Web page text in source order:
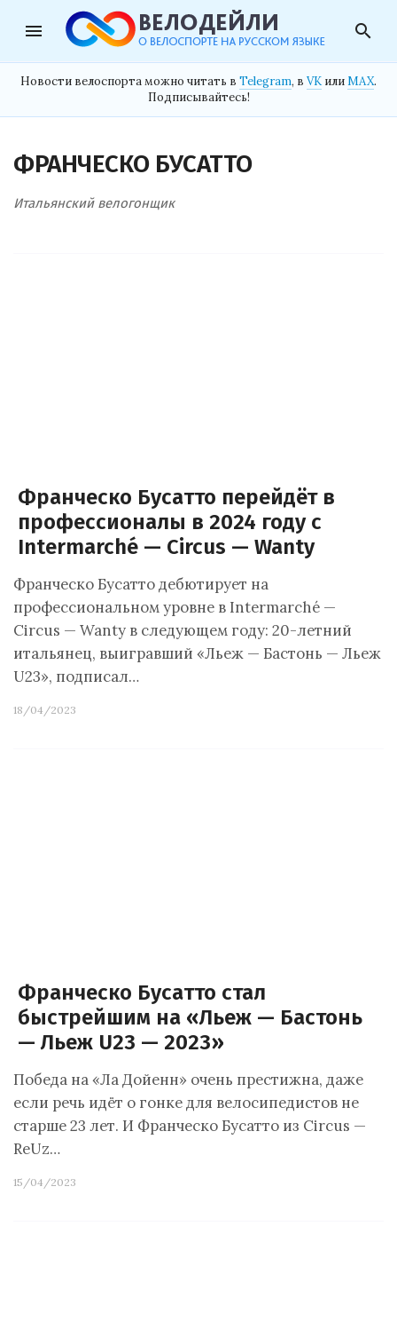
menu search
Новости велоспорта можно читать в Telegram, в VK илиMAX.
Подписывайтесь!
ФРАНЧЕСКО БУСАТТО
Итальянский велогонщик
Франческо Бусатто перейдёт в
профессионалы в 2024 году с
Intermarché — Circus — Wanty
Франческо Бусатто дебютирует на
профессиональном уровне в Intermarché —
Circus — Wanty в следующем году: 20-летний
итальянец, выигравший «Льеж — Бастонь — Льеж
U23», подписал…
18/04/2023
Франческо Бусатто стал
быстрейшим на «Льеж — Бастонь
— Льеж U23 — 2023»
Победа на «Ла Дойенн» очень престижна, даже
если речь идёт о гонке для велосипедистов не
старше 23 лет. И Франческо Бусатто из Circus —
ReUz…
15/04/2023